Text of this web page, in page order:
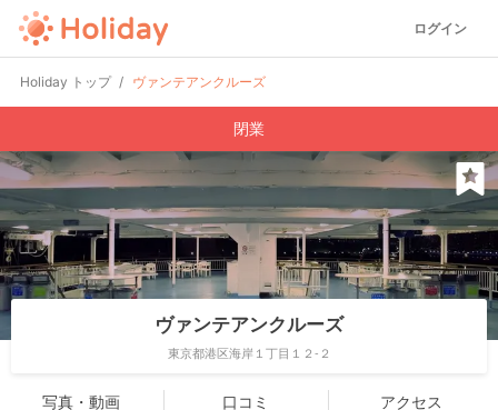
ログイン
Holiday トップ ヴァンテアンクルーズ
閉業
ヴァンテアンクルーズ
東京都港区海岸１丁目１２-２
写真・動画 口コミ アクセス